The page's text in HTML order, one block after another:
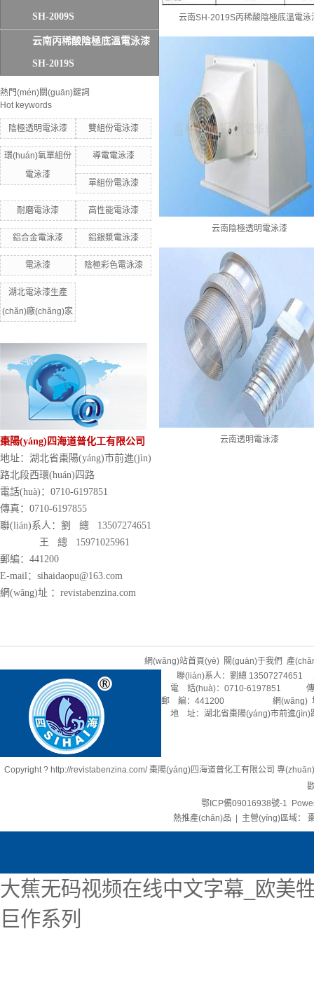
SH-2009S
云南丙稀酸陰極底溫電泳漆
SH-2019S
熱門(mén)關(guān)鍵詞
Hot keywords
陰極透明電泳漆 雙組份電泳漆
環(huán)氧單組份
電泳漆
導電電泳漆
單組份電泳漆
耐磨電泳漆 高性能電泳漆
鋁合金電泳漆 鋁銀漿電泳漆
電泳漆 陰極彩色電泳漆
湖北電泳漆生產
(chǎn)廠(chǎng)家
棗陽(yáng)四海道普化工有限公司
地址：湖北省棗陽(yáng)市前進(jìn)
路北段西環(huán)四路
電話(huà)：0710-6197851
傳真：0710-6197855
聯(lián)系人：劉 總 13507274651
王 總 15971025961
郵編：441200
E-mail：sihaidaopu@163.com
網(wǎng)址 ：revistabenzina.com
云南SH-2019S丙稀酸陰極底溫電泳
云南陰極透明電泳漆
云南透明電泳漆
網(wǎng)站首頁(yè) 關(guān)于我們 產
聯(lián)系人：劉總 13507274651
電 話(huà)：0710-6197851 傳
郵 編：441200 網(wǎng) 址：
地 址：湖北省棗陽(yáng)市前進(jìn)
Copyright ? http://revistabenzina.com/ 棗陽(yáng)四海道普化工有限公司 專
鄂ICP備09016938號-1
熱推產(chǎn)品 | 主營(yíng)區域：
大蕉无码视频在线中文字幕_欧美
巨作系列